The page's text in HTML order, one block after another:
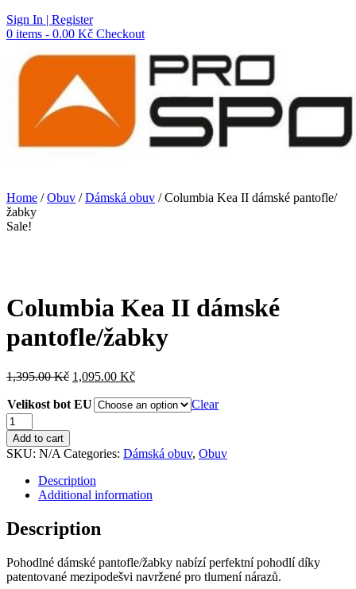
Skip
to
Sign In | Register
0 items - 0.00 Kč Checkout
Home /Obuv /Dámská obuv / Columbia Kea II dámské pantofle/
žabky
Sale!
Columbia Kea II dámské
pantofle/žabky
1,395.00Kč 1,095.00 Kč
Velikost bot EU
Clear
Columbia
Kea
II
dámské
pantofle/
žabky
quantity
Add to cart
SKU: N/A Categories: Dámská obuv, Obuv
Description
Additional information
Description
Pohodlné dámské pantofle/žabky nabízí perfektní pohodlí díky
patentované mezipodešvi navržené pro tlumení nárazů.